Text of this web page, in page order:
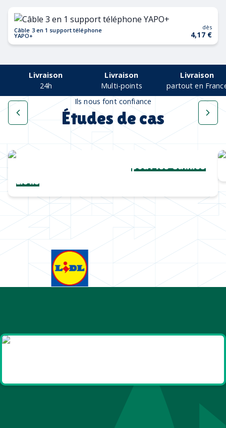
Câble 3 en 1 support téléphone
YAPO+
dès
4,17 €
Livraison
24h
Livraison
Multi-points
Livraison
partout en
Ils nous font confiance
Études de cas
Une collection complètepour les Cannes
Lions